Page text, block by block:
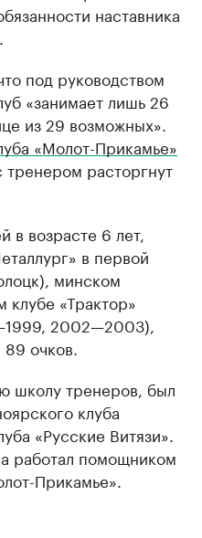
наставника
под руководством
«занимает лишь 26
из 29 возможных».
«Молот-Прикамье»
тренером расторгнут
в возрасте 6 лет,
в первой
минском
«Трактор»
2002—2003),
очков.
школу тренеров, был
клуба
«Русские Витязи».
работал помощником
Прикамье».